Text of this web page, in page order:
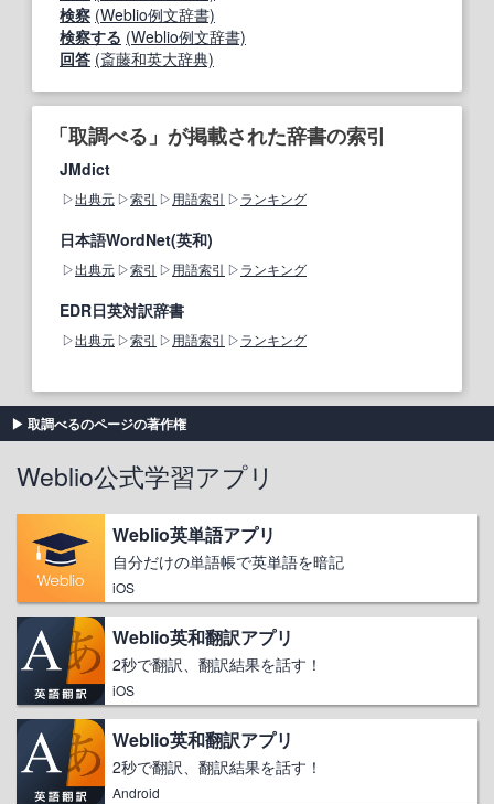
検察 (Weblio例文辞書)
検察する (Weblio例文辞書)
回答 (斎藤和英大辞典)
「取調べる」が掲載された辞書の索引
JMdict
出典元 索引 用語索引 ランキング
日本語WordNet(英和)
出典元 索引 用語索引 ランキング
EDR日英対訳辞書
出典元 索引 用語索引 ランキング
取調べるのページの著作権
Weblio公式学習アプリ
Weblio英単語アプリ
自分だけの単語帳で英単語を暗記
iOS
Weblio英和翻訳アプリ
2秒で翻訳、翻訳結果を話す！
iOS
Weblio英和翻訳アプリ
2秒で翻訳、翻訳結果を話す！
Android